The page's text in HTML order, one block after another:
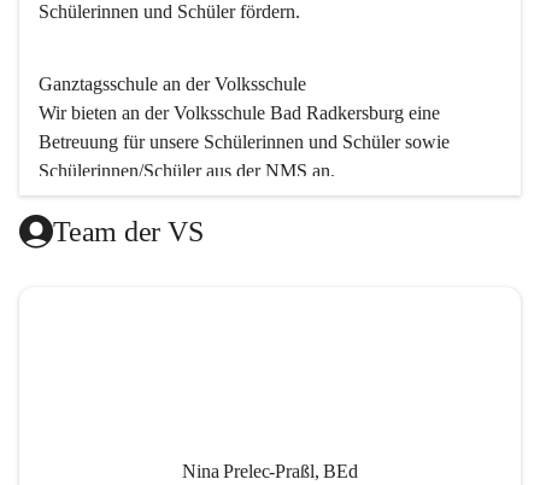
Schülerinnen und Schüler fördern.
Ganztagsschule an der Volksschule
Wir bieten an der Volksschule Bad Radkersburg eine
Betreuung für unsere Schülerinnen und Schüler sowie
Schülerinnen/Schüler aus der NMS an.
Der Betreuungsteil startet um 11.45 und endet um 17.30.
freitags von 13.00 bis 13.50 statt.
Team der VS
Nina Prelec-Praßl, BEd